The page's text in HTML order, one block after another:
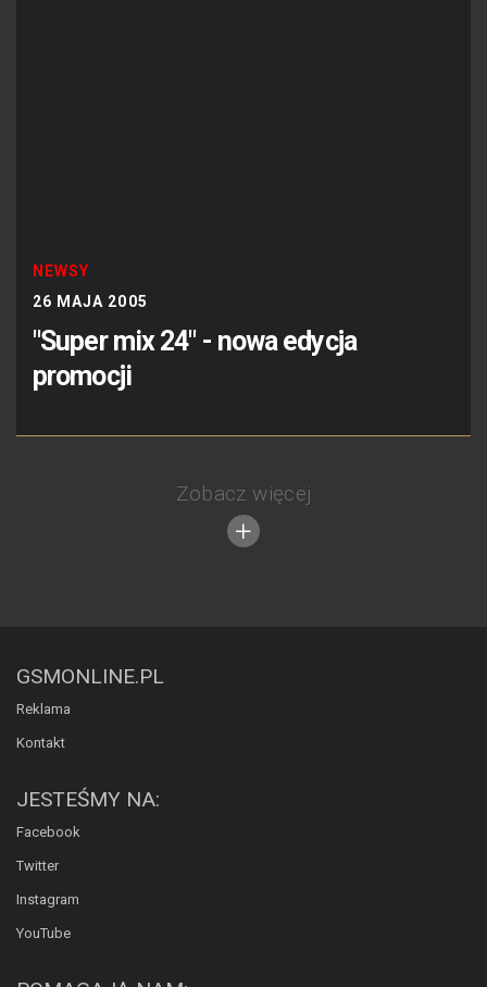
NEWSY
26 MAJA 2005
"Super mix 24" - nowa edycja
promocji
Zobacz więcej
GSMONLINE.PL
Reklama
Kontakt
JESTEŚMY NA:
Facebook
Twitter
Instagram
YouTube